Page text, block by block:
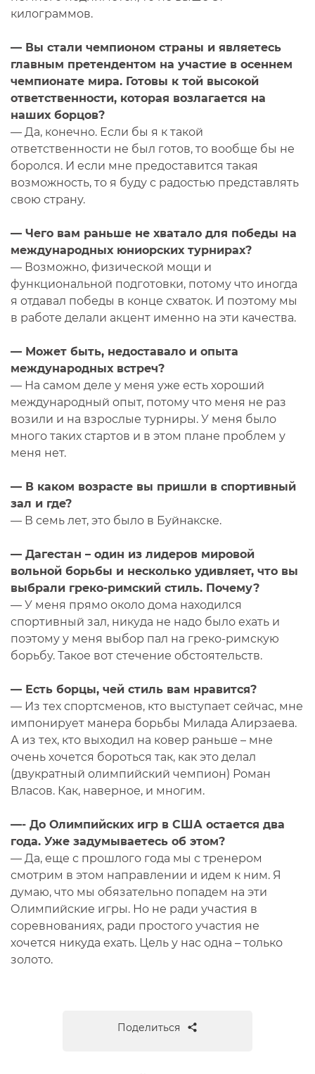
килограммов.
— Вы стали чемпионом страны и являетесь
главным претендентом на участие в осеннем
чемпионате мира. Готовы к той высокой
ответственности, которая возлагается на
наших борцов?
— Да, конечно. Если бы я к такой
ответственности не был готов, то вообще бы не
боролся. И если мне предоставится такая
возможность, то я буду с радостью представлять
свою страну.
— Чего вам раньше не хватало для победы на
международных юниорских турнирах?
— Возможно, физической мощи и
функциональной подготовки, потому что иногда
я отдавал победы в конце схваток. И поэтому мы
в работе делали акцент именно на эти качества.
— Может быть, недоставало и опыта
международных встреч?
— На самом деле у меня уже есть хороший
международный опыт, потому что меня не раз
возили и на взрослые турниры. У меня было
много таких стартов и в этом плане проблем у
меня нет.
— В каком возрасте вы пришли в спортивный
зал и где?
— В семь лет, это было в Буйнакске.
— Дагестан – один из лидеров мировой
вольной борьбы и несколько удивляет, что вы
выбрали греко-римский стиль. Почему?
— У меня прямо около дома находился
спортивный зал, никуда не надо было ехать и
поэтому у меня выбор пал на греко-римскую
борьбу. Такое вот стечение обстоятельств.
— Есть борцы, чей стиль вам нравится?
— Из тех спортсменов, кто выступает сейчас, мне
импонирует манера борьбы Милада Алирзаева.
А из тех, кто выходил на ковер раньше – мне
очень хочется бороться так, как это делал
(двукратный олимпийский чемпион) Роман
Власов. Как, наверное, и многим.
—- До Олимпийских игр в США остается два
года. Уже задумываетесь об этом?
— Да, еще с прошлого года мы с тренером
смотрим в этом направлении и идем к ним. Я
думаю, что мы обязательно попадем на эти
Олимпийские игры. Но не ради участия в
соревнованиях, ради простого участия не
хочется никуда ехать. Цель у нас одна – только
золото.
Поделиться